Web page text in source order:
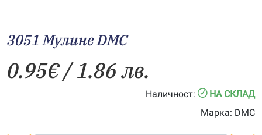
3051 Мулине DMC
0.95€/ 1.86 лв.
Наличност:
НА СКЛАД
Марка: DMC